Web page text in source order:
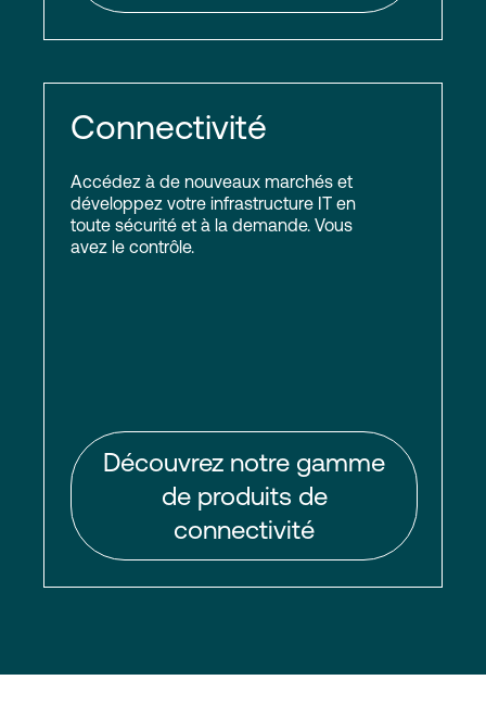
Connectivité
Accédez à de nouveaux marchés et
développez votre infrastructure IT en
toute sécurité et à la demande. Vous
avez le contrôle.
Découvrez notre gamme
de produits de
connectivité